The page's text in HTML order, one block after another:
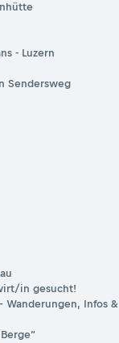
- Luzern
Sendersweg
in gesucht!
Wanderungen, Infos &